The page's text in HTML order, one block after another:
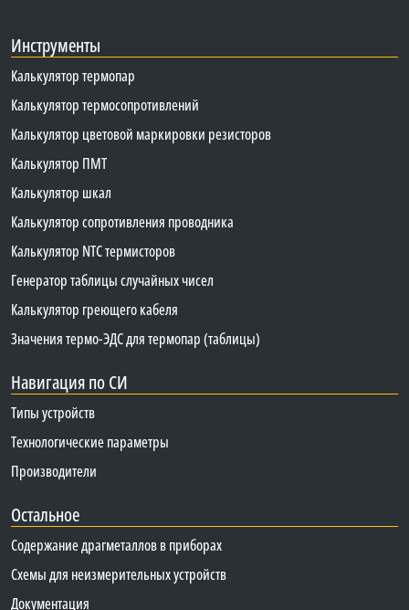
Инструменты
Калькулятор термопар
Калькулятор термосопротивлений
Калькулятор цветовой маркировки резисторов
Калькулятор ПМТ
Калькулятор шкал
Калькулятор сопротивления проводника
Калькулятор NTC термисторов
Генератор таблицы случайных чисел
Калькулятор греющего кабеля
Значения термо-ЭДС для термопар (таблицы)
Навигация по СИ
Типы устройств
Технологические параметры
Производители
Остальное
Содержание драгметаллов в приборах
Схемы для неизмерительных устройств
Документация